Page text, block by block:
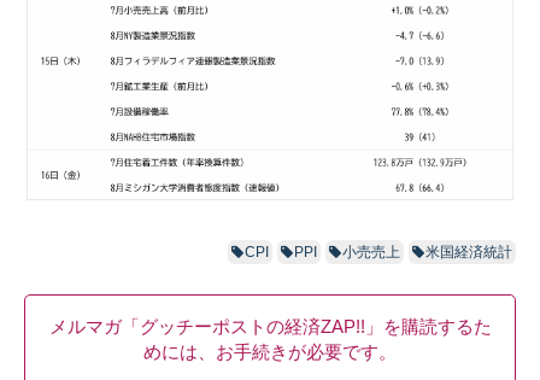
CPI PPI 小売売上 米国経済統計
メルマガ「グッチーポストの経済ZAP!!」を購読するた
めには、お手続きが必要です。